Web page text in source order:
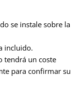
se instale sobre la
incluido.
tendrá un coste
para confirmar su